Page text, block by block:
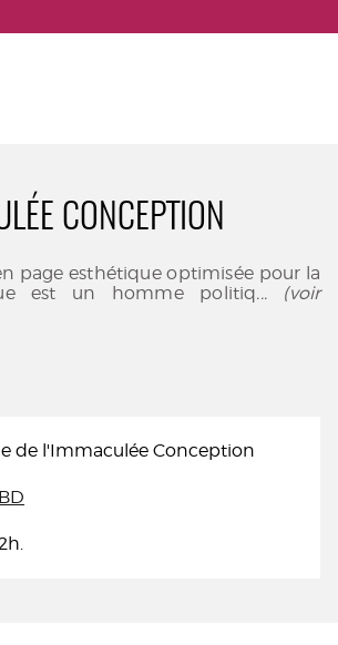
CONCEPTION
page esthétique optimisée pour la
est un homme politiq... (voir
de l'Immaculée Conception